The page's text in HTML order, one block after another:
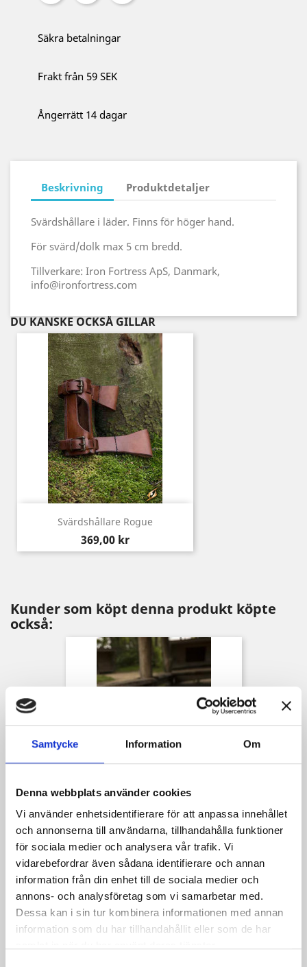
Samtycke Information Om
Denna webbplats använder cookies
Vi använder enhetsidentifierare för att anpassa innehållet
och annonserna till användarna, tillhandahålla funktioner
för sociala medier och analysera vår trafik. Vi
vidarebefordrar även sådana identifierare och annan
information från din enhet till de sociala medier och
annons- och analysföretag som vi samarbetar med.
Dessa kan i sin tur kombinera informationen med annan
information som du har tillhandahållit eller som de har
Säkra betalningar
Frakt från 59 SEK
Ångerrätt 14 dagar
Beskrivning Produktdetaljer
Svärdshållare i läder. Finns för höger hand.
För svärd/dolk max 5 cm bredd.
Tillverkare: Iron Fortress ApS, Danmark,
info@ironfortress.com
DU KANSKE OCKSÅ GILLAR
Svärdshållare Rogue
Pris
369,00 kr
Kunder som köpt denna produkt köpte
också:
Bältesväska Warrior Stor
Pris
519,00 kr